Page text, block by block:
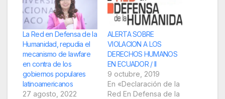
La Red en Defensa de la
Humanidad, repudia el
mecanismo de lawfare
en contra de los
gobiernos populares
latinoamericanos
27 agosto, 2022
ALERTA SOBRE
VIOLACION A LOS
DERECHOS HUMANOS
EN ECUADOR / II
9 octubre, 2019
En «Declaración de la
Red En Defensa de la